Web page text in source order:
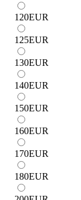
120EUR
125EUR
130EUR
140EUR
150EUR
160EUR
170EUR
180EUR